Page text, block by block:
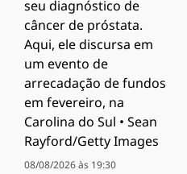
08/08/2026 às 19:30